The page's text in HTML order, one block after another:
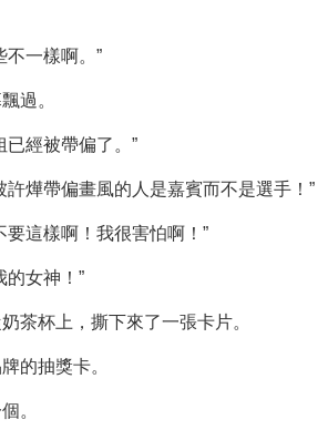
不一樣啊。”
過。
已經被帶偏了。”
許燁帶偏畫風的人是嘉賓而不是選手！”
要這樣啊！我很害怕啊！”
的女神！”
茶杯上，撕下來了一張卡片。
的抽獎卡。
。